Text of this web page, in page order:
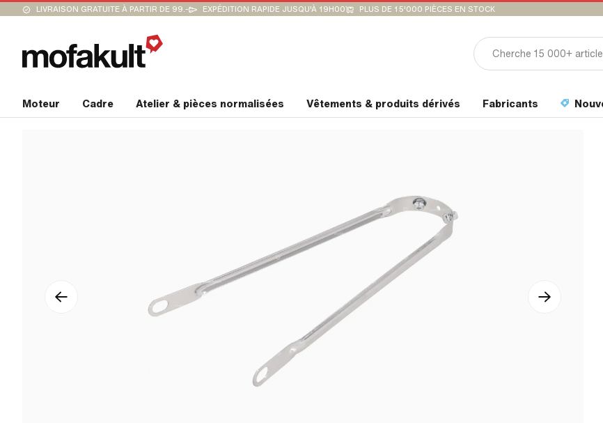
LIVRAISON GRATUITE À PARTIR DE 99.- EXPÉDITION RAPIDE JUSQU'À 19H00 PLUS DE 15'000 PIÈCES EN STOCK
Moteur Cadre Atelier & pièces normalisées Vêtements & produits dérivés Fabricants